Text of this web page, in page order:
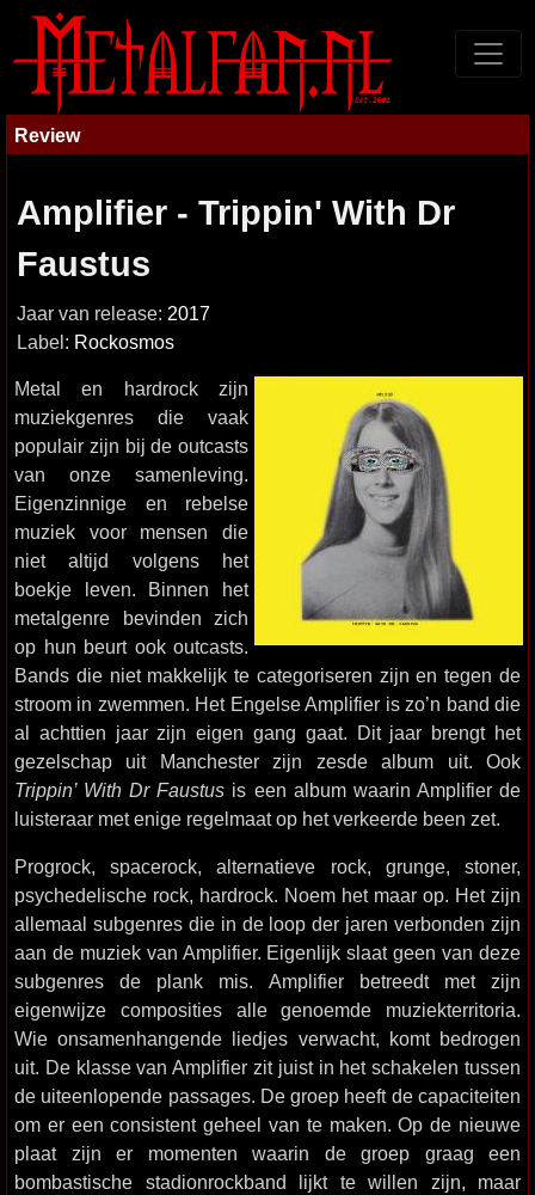
Review
Amplifier - Trippin' With Dr
Faustus
Jaar van release: 2017
Label: Rockosmos
Metal en hardrock zijn
muziekgenres die vaak
populair zijn bij de outcasts
van onze samenleving.
Eigenzinnige en rebelse
muziek voor mensen die
niet altijd volgens het
boekje leven. Binnen het
metalgenre bevinden zich
op hun beurt ook outcasts.
Bands die niet makkelijk te categoriseren zijn en tegen de
stroom in zwemmen. Het Engelse Amplifier is zo’n band die
al achttien jaar zijn eigen gang gaat. Dit jaar brengt het
gezelschap uit Manchester zijn zesde album uit. Ook
Trippin’ With Dr Faustus is een album waarin Amplifier de
luisteraar met enige regelmaat op het verkeerde been zet.
Progrock, spacerock, alternatieve rock, grunge, stoner,
psychedelische rock, hardrock. Noem het maar op. Het zijn
allemaal subgenres die in de loop der jaren verbonden zijn
aan de muziek van Amplifier. Eigenlijk slaat geen van deze
subgenres de plank mis. Amplifier betreedt met zijn
eigenwijze composities alle genoemde muziekterritoria.
Wie onsamenhangende liedjes verwacht, komt bedrogen
uit. De klasse van Amplifier zit juist in het schakelen tussen
de uiteenlopende passages. De groep heeft de capaciteiten
om er een consistent geheel van te maken. Op de nieuwe
plaat zijn er momenten waarin de groep graag een
bombastische stadionrockband lijkt te willen zijn, maar